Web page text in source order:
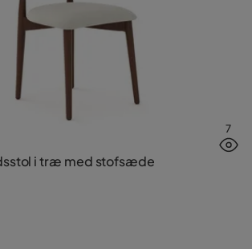
7
i træ med stofsæde